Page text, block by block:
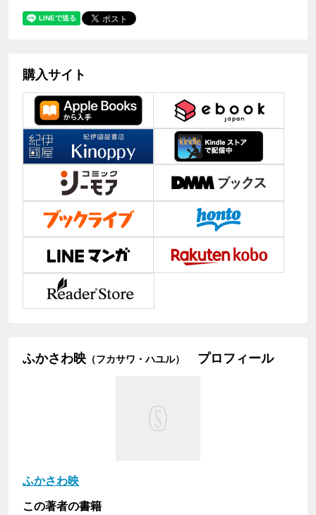
購入サイト
ふかさわ映 （フカサワ・ハユル） プロフィール
ふかさわ映
この著者の書籍